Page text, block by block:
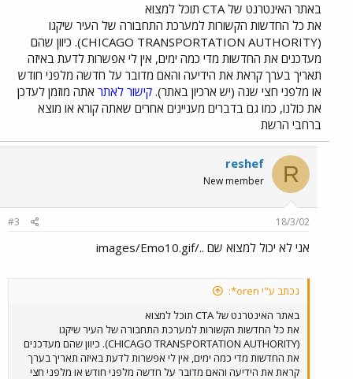
באתר האינטרנט של CTA תוכל למצוא
את כל החדשות הקשורות למערכת התחבורה של העיר שיקגו
(CHICAGO TRANSPORTATION AUTHORITY). כיוון שהם
מעדכנים את החדשות מדי כמה ימים, אין לי אפשרות לדעת באיזה
תאריך בערך קראת את הידיעה והאם מדובר על חדשה מלפני חודש
או מלפני חצי שנה (יש ארכיון באתר). קישור לאתר אתה מוזמן לעדכן
את כולנו, כמו גם בדברים מעניינים אחרים שאתה קורא או מוצא
ברחבי הרשת
R
reshef
New member
18/3/02
#3
אני לא יכול למצוא שם ../images/Emo10.gif
נכתב ע"י oren*:
באתר האינטרנט של CTA תוכל למצוא
את כל החדשות הקשורות למערכת התחבורה של העיר שיקגו
(CHICAGO TRANSPORTATION AUTHORITY). כיוון שהם מעדכנים
את החדשות מדי כמה ימים, אין לי אפשרות לדעת באיזה תאריך בערך
קראת את הידיעה והאם מדובר על חדשה מלפני חודש או מלפני חצי